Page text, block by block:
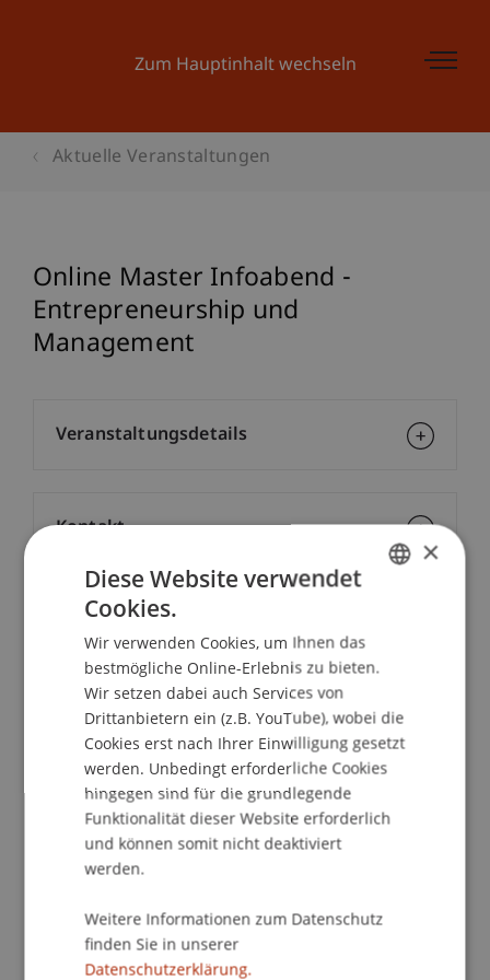
Zum Hauptinhalt wechseln
Aktuelle Veranstaltungen
Online Master Infoabend -
Entrepreneurship und
Management
School/Professur:
Kommunikation und Marketing
Kompakt informiert - bequem von zu Hause
Bei unseren Master Infoabenden erhältst du alle
grundlegenden Informationen zum
Masterstudiengang deiner Wahl, erhältst von
unseren Student Ambassadors Einblicke in das
beantworten all deine Fragen individuell. Mit dem
Online Master Infoabend kompakt von zu Hause
Veranstaltungsdetails
Kontakt
×
Diese Website verwendet
Cookies.
Wir verwenden Cookies, um Ihnen das
bestmögliche Online-Erlebnis zu bieten.
Wir setzen dabei auch Services von
Drittanbietern ein (z.B. YouTube), wobei die
Cookies erst nach Ihrer Einwilligung gesetzt
werden. Unbedingt erforderliche Cookies
hingegen sind für die grundlegende
Funktionalität dieser Website erforderlich
und können somit nicht deaktiviert
werden.
Weitere Informationen zum Datenschutz
finden Sie in unserer
Datenschutzerklärung.